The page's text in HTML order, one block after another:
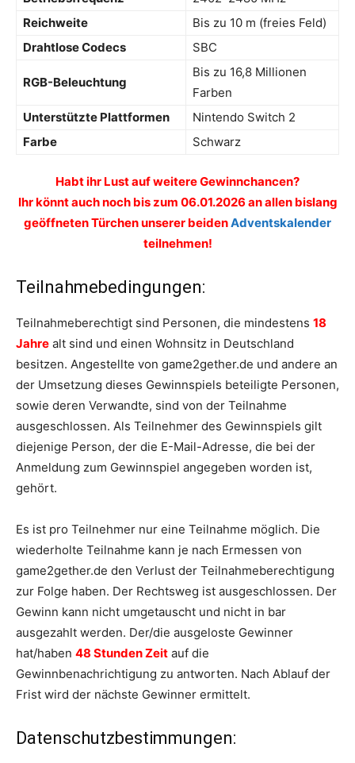
Reichweite
Bis zu 10 m (freies Feld)
Drahtlose Codecs
SBC
RGB-Beleuchtung
Bis zu 16,8 Millionen
Farben
Unterstützte Plattformen
Nintendo Switch 2
Farbe
Schwarz
Habt ihr Lust auf weitere Gewinnchancen?
Ihr könnt auch noch bis zum 06.01.2026 an allen bislang
geöffneten Türchen unserer beidenAdventskalender
teilnehmen!
Teilnahmebedingungen:
Teilnahmeberechtigt sind Personen, die mindestens 18
Jahre alt sind und einen Wohnsitz in Deutschland
besitzen. Angestellte von game2gether.de und andere an
der Umsetzung dieses Gewinnspiels beteiligte Personen,
sowie deren Verwandte, sind von der Teilnahme
ausgeschlossen. Als Teilnehmer des Gewinnspiels gilt
diejenige Person, der die E-Mail-Adresse, die bei der
Anmeldung zum Gewinnspiel angegeben worden ist,
gehört.
Es ist pro Teilnehmer nur eine Teilnahme möglich. Die
wiederholte Teilnahme kann je nach Ermessen von
game2gether.de den Verlust der Teilnahmeberechtigung
zur Folge haben. Der Rechtsweg ist ausgeschlossen. Der
Gewinn kann nicht umgetauscht und nicht in bar
ausgezahlt werden. Der/die ausgeloste Gewinner
hat/haben 48 Stunden Zeit auf die
Gewinnbenachrichtigung zu antworten. Nach Ablauf der
Frist wird der nächste Gewinner ermittelt.
Datenschutzbestimmungen: